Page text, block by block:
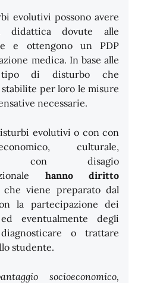
evolutivi possono avere
didattica dovute alle
e ottengono un PDP
medica. In base alle
tipo di disturbo che
per loro le misure
necessarie.
evolutivi o con con
culturale,
con disagio
hanno diritto
che viene preparato dal
la partecipazione dei
eventualmente degli
o trattare
studente.
socioeconomico,